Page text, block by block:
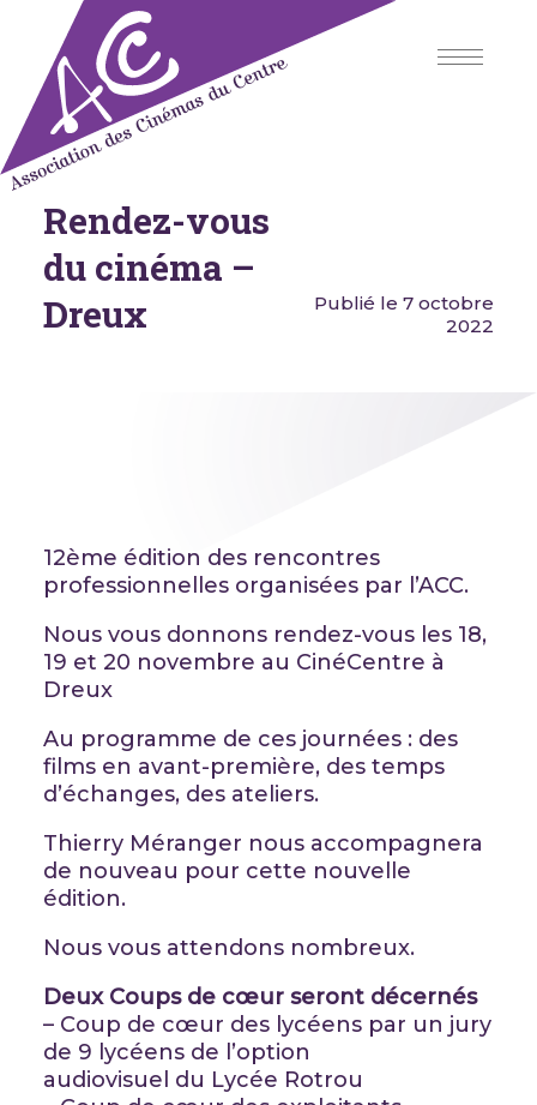
content
Association des Cinémas du
Centre
Rendez-vous
du cinéma –
Dreux
Publié le 7 octobre
2022
12ème édition des rencontres
professionnelles organisées par l’ACC.
Nous vous donnons rendez-vous les 18,
19 et 20 novembre au CinéCentre à
Dreux
Au programme de ces journées : des
films en avant-première, des temps
d’échanges, des ateliers.
Thierry Méranger nous accompagnera
de nouveau pour cette nouvelle
édition.
Nous vous attendons nombreux.
Deux Coups de cœur seront décernés
– Coup de cœur des lycéens par un jury
de 9 lycéens de l’option
audiovisuel du Lycée Rotrou